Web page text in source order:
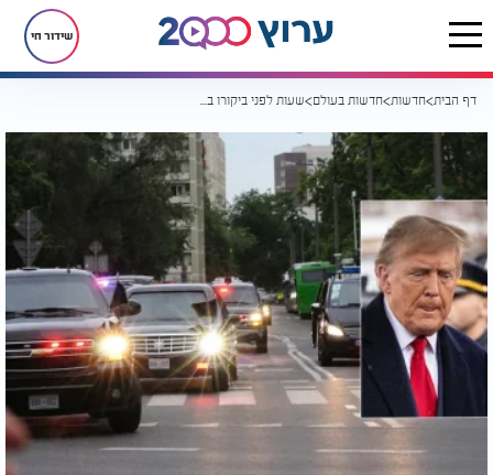
שידור חי
דף הבית חדשות חדשות בעולם שעות לפני ביקורו בעל המסעדה נפטר. טראמפ שלח מכתב תנחומים